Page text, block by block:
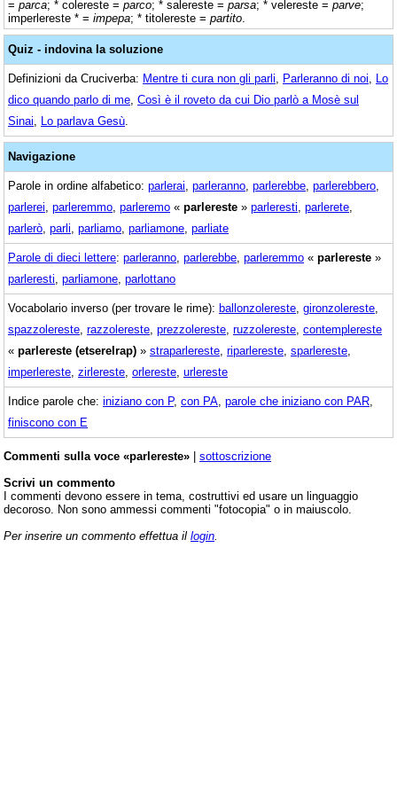
= parca; * colereste = parco; * salereste = parsa; * velereste = parve;
imperlereste * = impepa; * titolereste = partito
Quiz - indovina la soluzione
Definizioni da Cruciverba: Mentre ti cura non gli parli Parleranno di noi
Lo
dico quando parlo di me Così è il roveto da cui Dio parlò a Mosè sul
Sinai
Lo parlava Gesù
Navigazione
Parole in ordine alfabetico: parlerai parleranno parlerebbe parlerebbero
parlerei parleremmo parleremo « parlereste » parleresti parlerete
parlerò parli parliamo parliamone parliate
Parole di dieci lettere: parleranno parlerebbe parleremmo « parlereste »
parleresti parliamone parlottano
Vocabolario inverso (per trovare le rime): ballonzolereste gironzolereste
spazzolereste razzolereste prezzolereste ruzzolereste contemplereste
« parlereste (etserelrap) » straparlereste riparlereste sparlereste
imperlereste zirlereste orlereste urlereste
Indice parole che: iniziano con P, con PA parole che iniziano con PAR
finiscono con E
Commenti sulla voce «parlereste» | sottoscrizione
Scrivi un commento
I commenti devono essere in tema, costruttivi ed usare un linguaggio
decoroso. Non sono ammessi commenti "fotocopia" o in maiuscolo.
Per inserire un commento effettua il login